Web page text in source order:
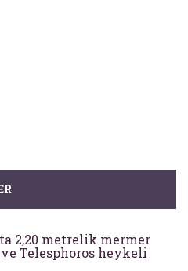
2,20 metrelik mermer
Telesphoros heykeli